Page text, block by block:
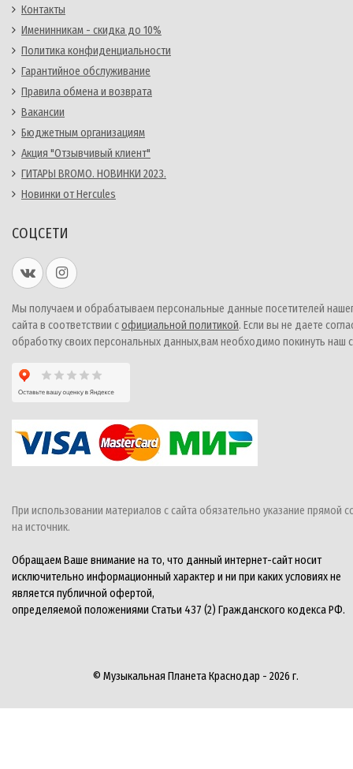
Контакты
Именинникам - скидка до 10%
Политика конфиденциальности
Гарантийное обслуживание
Правила обмена и возврата
Вакансии
Бюджетным организациям
Акция "Отзывчивый клиент"
ГИТАРЫ BROMO. НОВИНКИ 2023.
Новинки от Hercules
СОЦСЕТИ
Мы получаем и обрабатываем персональные данные посетителей
сайта в соответствии софициальной политикой. Если вы не даете
обработку своих персональных данных,вам необходимо покинуть наш
При использовании материалов с сайта обязательно указание прямой
на источник.
Обращаем Ваше внимание на то, что данный интернет-сайт носит
исключительно информационный характер и ни при каких условиях не
является публичной офертой,
определяемой положениями Статьи 437 (2) Гражданского кодекса РФ.
© Музыкальная Планета Краснодар - 2026 г.